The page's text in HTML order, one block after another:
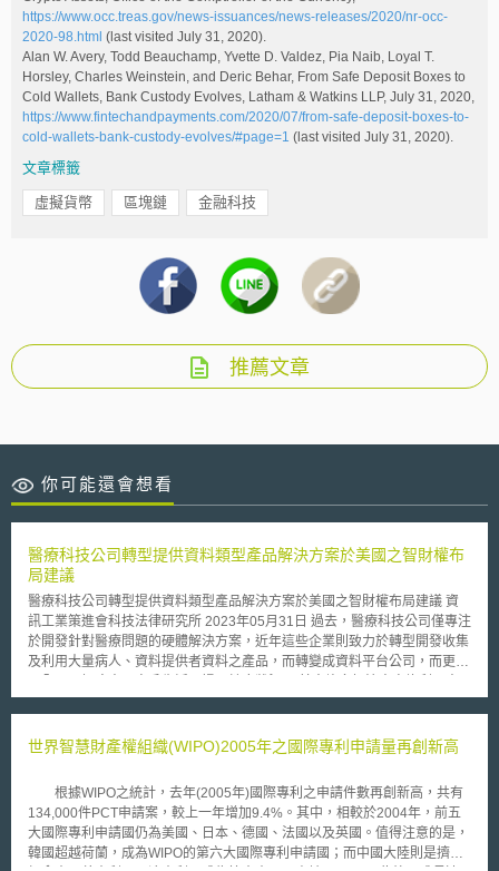
https://www.occ.treas.gov/news-issuances/news-releases/2020/nr-occ-
2020-98.html (last visited July 31, 2020).
Alan W. Avery, Todd Beauchamp, Yvette D. Valdez, Pia Naib, Loyal T.
Horsley, Charles Weinstein, and Deric Behar, From Safe Deposit Boxes to
Cold Wallets, Bank Custody Evolves, Latham & Watkins LLP, July 31, 2020,
https://www.fintechandpayments.com/2020/07/from-safe-deposit-boxes-to-
cold-wallets-bank-custody-evolves/#page=1 (last visited July 31, 2020).
文章標籤
虛擬貨幣 區塊鏈 金融科技
推薦文章
你可能還會想看
醫療科技公司轉型提供資料類型產品解決方案於美國之智財權布
局建議
醫療科技公司轉型提供資料類型產品解決方案於美國之智財權布局建議 資
訊工業策進會科技法律研究所 2023年05月31日 過去，醫療科技公司僅專注
於開發針對醫療問題的硬體解決方案，近年這些企業則致力於轉型開發收集
及利用大量病人、資料提供者資料之產品，而轉變成資料平台公司，而更可
工智慧(Artificial Intelligence, AI)及機器學習(Machine Learning, ML)，相較
研發成果之方式將發生改變，如何選擇合適的智慧財產權保護研發成果成為
力於開發醫療器材軟體(Software as a Medical Device, SaMD)、醫療設備
嵌入式軟體(Software In a Medical Device, SiMD)及應用於醫療技術中的人
工智慧等新興領域時可以參考以下提供之思考方向選擇對於企業發展最適切
之智慧財產權保護態樣。[1] 研發成果如欲獲得專利保護，該發明必須係獨
世界智慧財產權組織(WIPO)2005年之國際專利申請量再創新高
根據WIPO之統計，去年(2005年)國際專利之申請件數再創新高，共有
134,000件PCT申請案，較上一年增加9.4%。其中，相較於2004年，前五
大國際專利申請國仍為美國、日本、德國、法國以及英國。值得注意的是，
韓國超越荷蘭，成為WIPO的第六大國際專利申請國；而中國大陸則是擠下